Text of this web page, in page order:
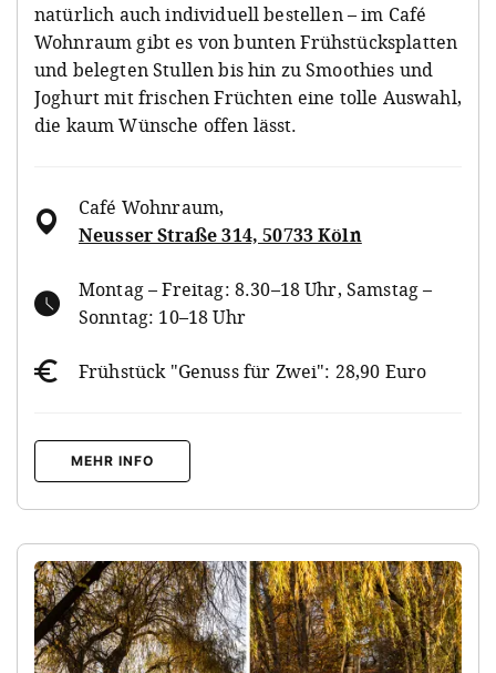
natürlich auch individuell bestellen – im Café
Wohnraum gibt es von bunten Frühstücksplatten
und belegten Stullen bis hin zu Smoothies und
Joghurt mit frischen Früchten eine tolle Auswahl,
die kaum Wünsche offen lässt.
Café Wohnraum,
Neusser Straße 314, 50733 Köln
Montag – Freitag: 8.30–18 Uhr, Samstag –
Sonntag: 10–18 Uhr
Frühstück "Genuss für Zwei": 28,90 Euro
MEHR INFO